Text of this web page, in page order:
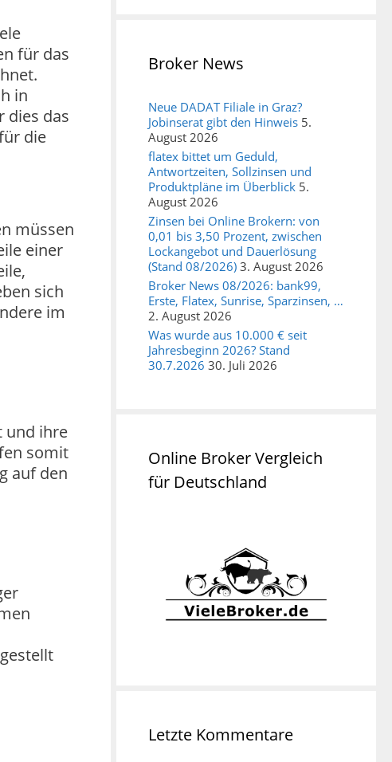
für das
in
dies das
die
müssen
einer
sich
im
und ihre
somit
auf den
Broker News
Neue DADAT Filiale in Graz?
Jobinserat gibt den Hinweis 5.
August 2026
flatex bittet um Geduld,
Antwortzeiten, Sollzinsen und
Produktpläne im Überblick 5.
August 2026
Zinsen bei Online Brokern: von
0,01 bis 3,50 Prozent, zwischen
Lockangebot und Dauerlösung
(Stand 08/2026) 3. August 2026
Broker News 08/2026: bank99,
Erste, Flatex, Sunrise, Sparzinsen, …
2. August 2026
Was wurde aus 10.000 € seit
Jahresbeginn 2026? Stand
30.7.2026 30. Juli 2026
Online Broker Vergleich
für Deutschland
Letzte Kommentare